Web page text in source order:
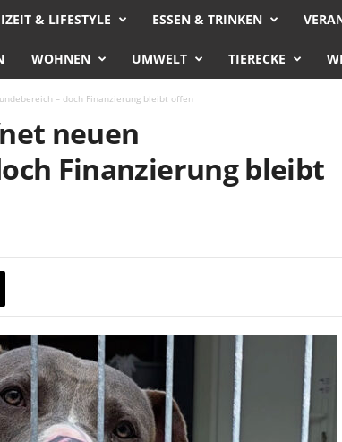
& LIFESTYLE ESSEN & TRINKEN
WOHNEN UMWELT TIERECKE
– doch Finanzierung bleibt offen
neuen
Finanzierung bleibt